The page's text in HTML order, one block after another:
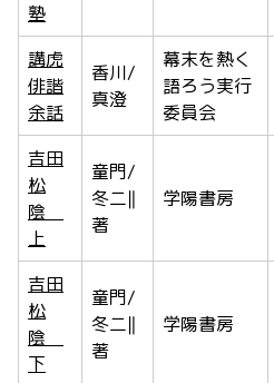
塾
講虎
俳諧
余話
香川/
真澄
幕末を熱く
語ろう実行
委員会
吉田
松
陰
上
童門/
冬二‖
著
学陽書房
吉田
松
陰
下
童門/
冬二‖
著
学陽書房